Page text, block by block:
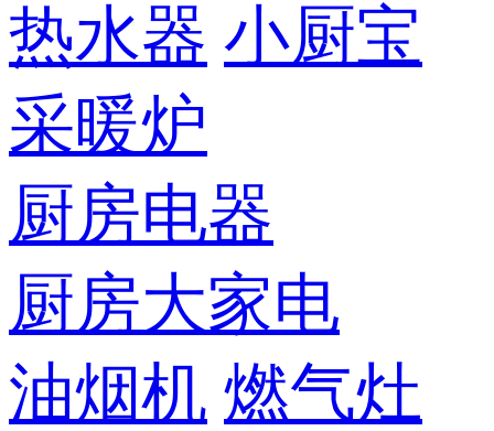
热水器 小厨宝
采暖炉
厨房电器
厨房大家电
油烟机 燃气灶